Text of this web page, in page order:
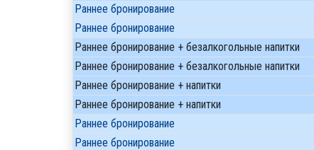
Раннее бронирование
Раннее бронирование
Раннее бронирование + безалкогольные напитки
Раннее бронирование + безалкогольные напитки
Раннее бронирование + напитки
Раннее бронирование + напитки
Раннее бронирование
Раннее бронирование